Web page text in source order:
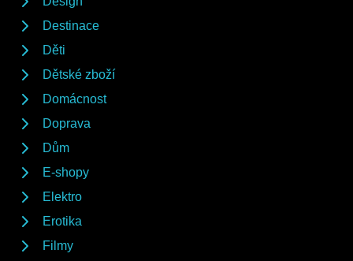
Destinace
Děti
Dětské zboží
Domácnost
Doprava
Dům
E-shopy
Elektro
Erotika
Filmy